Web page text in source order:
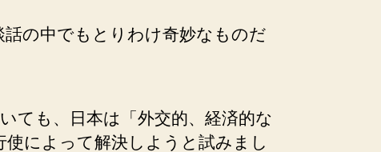
話の中でもとりわけ奇妙なものだ
ても、日本は「外交的、経済的な
によって解決しようと試みまし